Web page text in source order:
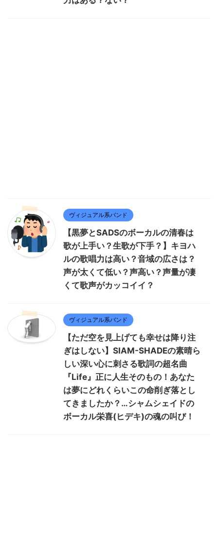
ヴィジュアル系バンド
【黒夢とSADSのボーカルの清春は
歌が上手い？生歌が下手？】キヨハ
ルの歌唱力は高い？音域の広さは？
声が太くて低い？声高い？声量が凄
くて歌声がカッコイイ？
ヴィジュアル系バンド
【ただ空を見上げても幸せは降り注
ぎはしない】SIAM-SHADEの素晴ら
しい深い心に刺さる歌詞の超名曲
『Life』正に人生そのもの！あなた
は夢にどれくらいこの命削ぎ落とし
てきましたか？…シャムシェイドの
ボーカル栄喜(ヒデキ)の魂の叫び！